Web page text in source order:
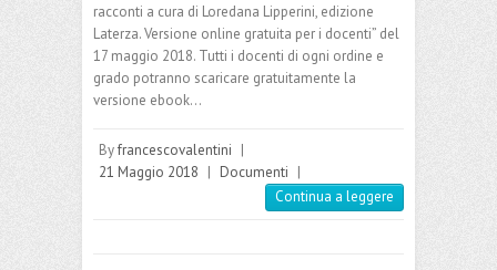
racconti a cura di Loredana Lipperini, edizione
Laterza. Versione online gratuita per i docenti” del
17 maggio 2018. Tutti i docenti di ogni ordine e
grado potranno scaricare gratuitamente la
versione ebook…
Byfrancescovalentini |
21 Maggio 2018 | Documenti |
Continua a leggere